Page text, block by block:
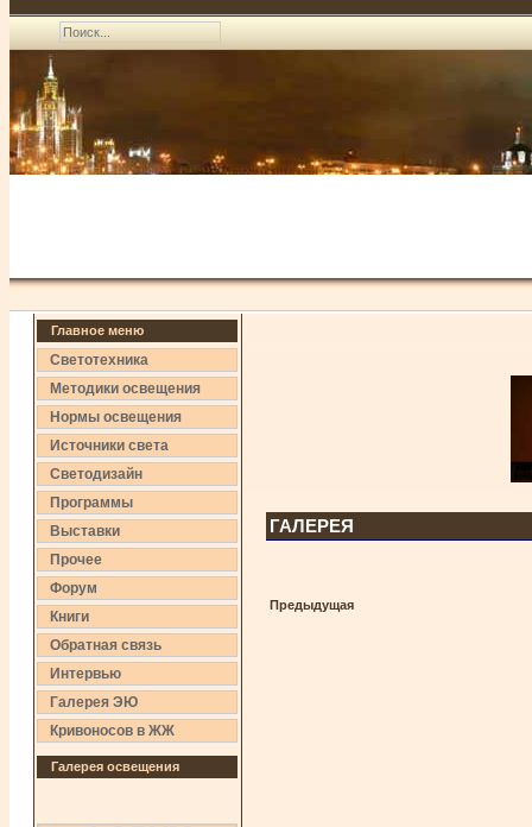
Главное меню
Светотехника
Методики освещения
Нормы освещения
Источники света
Светодизайн
Программы
Выставки
Прочее
Форум
Книги
Обратная связь
Интервью
Галерея ЭЮ
Кривоносов в ЖЖ
Галерея освещения
ГАЛЕРЕЯ
Предыдущая